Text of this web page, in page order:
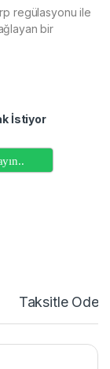
regülasyonu ile
bir
İstiyor
Taksitle